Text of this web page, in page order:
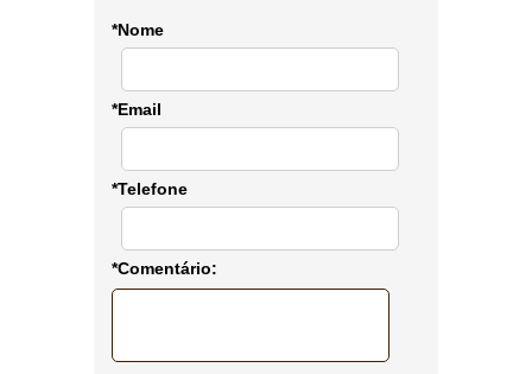
*Nome
*Email
*Telefone
*Comentário: